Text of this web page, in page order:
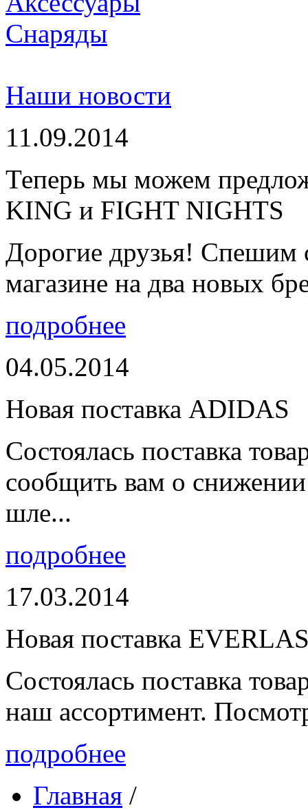
Снаряды
Наши новости
11.09.2014
Теперь мы можем
KING и FIGHT NIGHTS
Дорогие друзья! Спешим
магазине на два новых
подробнее
04.05.2014
Новая поставка ADIDAS
Состоялась поставка
сообщить вам о
шле...
подробнее
17.03.2014
Новая поставка
Состоялась поставка
наш ассортимент.
подробнее
Главная /